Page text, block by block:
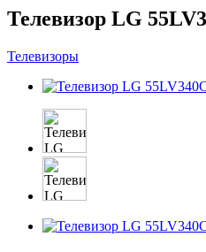
Телевизор LG
Телевизоры